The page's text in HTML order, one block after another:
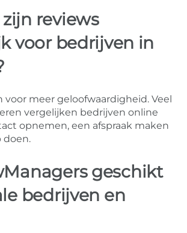
reviews
voor bedrijven in
voor meer geloofwaardigheid. Veel
vergelijken bedrijven online
opnemen, een afspraak maken
doen.
geschikt
bedrijven en